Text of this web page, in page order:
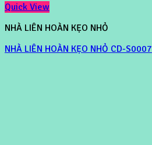
Quick View
NHÀ LIÊN HOÀN KẸO NHỎ
NHÀ LIÊN HOÀN KẸO NHỎ CD-S0007